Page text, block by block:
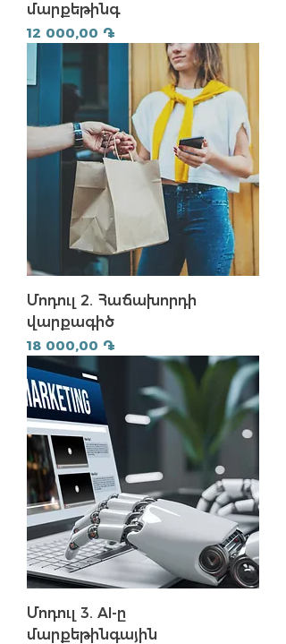
մարքեթինգ
Price
12 000,00 ֏
Մոդուլ 2. Հաճախորդի
վարքագիծ
Price
18 000,00 ֏
Մոդուլ 3. AI-ը
մարքեթինգային